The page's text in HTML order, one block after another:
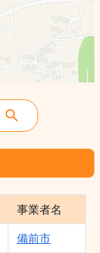
事業者名
備前市